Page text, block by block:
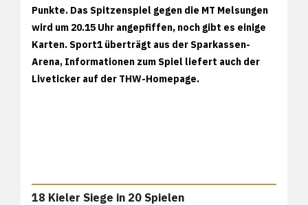
Punkte. Das Spitzenspiel gegen die MT Melsungen
wird um 20.15 Uhr angepfiffen, noch gibt es einige
Karten. Sport1 überträgt aus der Sparkassen-
Arena, Informationen zum Spiel liefert auch der
Liveticker auf der THW-Homepage.
18 Kieler Siege in 20 Spielen